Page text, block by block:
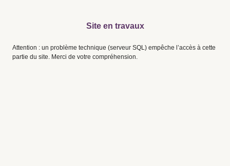
Site en travaux
Attention : un problème technique (serveur SQL) empêche l’accès à cette
partie du site. Merci de votre compréhension.